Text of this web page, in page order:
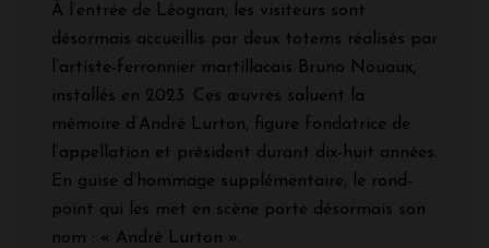
À l’entrée de Léognan, les visiteurs sont
désormais accueillis par deux totems réalisés par
l’artiste-ferronnier martillacais Bruno Nouaux,
installés en 2023. Ces œuvres saluent la
mémoire d’André Lurton, figure fondatrice de
l’appellation et président durant dix-huit années.
En guise d’hommage supplémentaire, le rond-
point qui les met en scène porte désormais son
nom : « André Lurton ».